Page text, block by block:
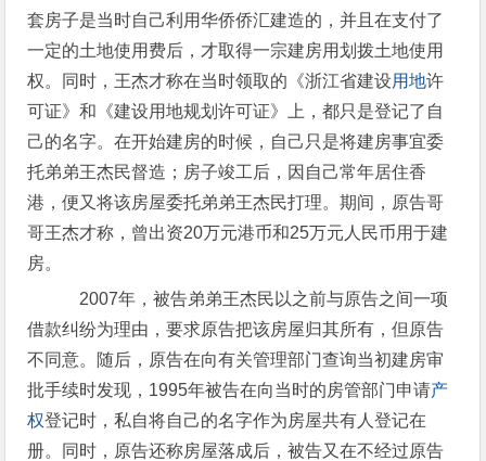
套房子是当时自己利用华侨侨汇建造的，并且在支付了
一定的土地使用费后，才取得一宗建房用划拨土地使用
权。同时，王杰才称在当时领取的《浙江省建设用地许
可证》和《建设用地规划许可证》上，都只是登记了自
己的名字。在开始建房的时候，自己只是将建房事宜委
托弟弟王杰民督造；房子竣工后，因自己常年居住香
港，便又将该房屋委托弟弟王杰民打理。期间，原告哥
哥王杰才称，曾出资20万元港币和25万元人民币用于建
房。
2007年，被告弟弟王杰民以之前与原告之间一项
借款纠纷为理由，要求原告把该房屋归其所有，但原告
不同意。随后，原告在向有关管理部门查询当初建房审
批手续时发现，1995年被告在向当时的房管部门申请产
权登记时，私自将自己的名字作为房屋共有人登记在
册。同时，原告还称房屋落成后，被告又在不经过原告